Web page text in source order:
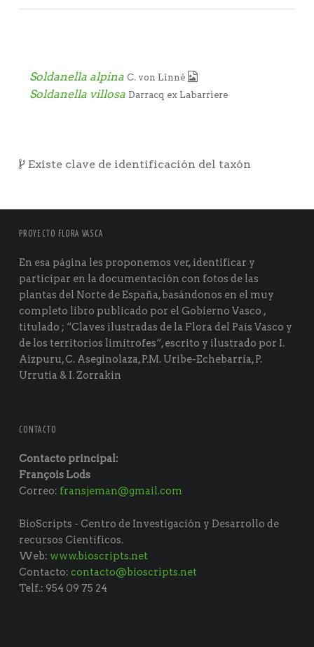
Soldanella alpina C. von Linné
Soldanella villosa Darracq ex Labarrìere
Existe clave de identificación del taxón
PROYECTO FLORA VASCA
En esa página les proponemos ver, identificar y
participar en la documentación con fotos de las
plantas del Norte de España, basándonos en el muy
completo libro publicado por el Gobierno Vasco ,
titulado ; “Claves ilustradas de la Flora del País Vasco y
de los territorios limítrofes“, escrito y ilustrado por I.
Aizpuru, C. Aseginolaza, P.M. Uribe-Echebarría, P.
Urrutia & I. Zorrakin
CONTACTO
Contacto principal:
François Lods
Correo: fransjeman@gmail.com
BioScripts - Centro de Investigación y Desarrollo de
recursos Científicos.
Web: www.bioscripts.net
Contacto:contacto@bioscripts.net
Telf.: 954 09 75 24